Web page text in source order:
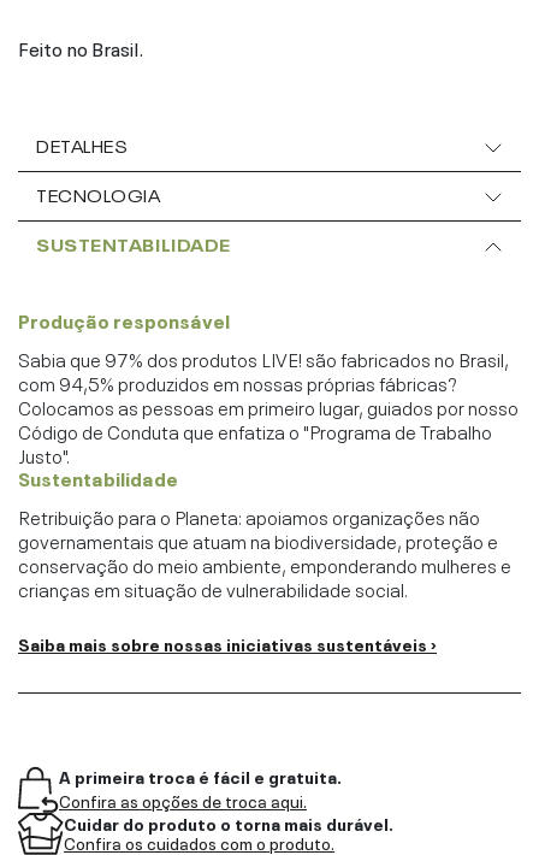
Feito no Brasil.
DETALHES
TECNOLOGIA
SUSTENTABILIDADE
Produção responsável
Sabia que 97% dos produtos LIVE! são fabricados no Brasil,
com 94,5% produzidos em nossas próprias fábricas?
Colocamos as pessoas em primeiro lugar, guiados por nosso
Código de Conduta que enfatiza o "Programa de Trabalho
Justo".
Sustentabilidade
Retribuição para o Planeta: apoiamos organizações não
governamentais que atuam na biodiversidade, proteção e
conservação do meio ambiente, emponderando mulheres e
crianças em situação de vulnerabilidade social.
Saiba mais sobre nossas iniciativas sustentáveis ›
A primeira troca é fácil e gratuita.
Confira as opções de troca aqui.
Cuidar do produto o torna mais durável.
Confira os cuidados com o produto.